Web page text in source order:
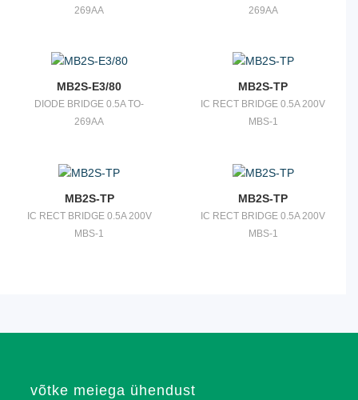
269AA
269AA
MB2S-E3/80
DIODE BRIDGE 0.5A TO-
269AA
MB2S-TP
IC RECT BRIDGE 0.5A 200V
MBS-1
MB2S-TP
IC RECT BRIDGE 0.5A 200V
MBS-1
MB2S-TP
IC RECT BRIDGE 0.5A 200V
MBS-1
võtke meiega ühendust